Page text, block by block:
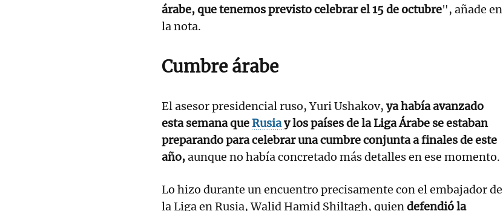
árabe, que tenemos previsto celebrar el 15 de octubre", añade en
la nota.
Cumbre árabe
El asesor presidencial ruso, Yuri Ushakov, ya había avanzado
esta semana queRusiay los países de la Liga Árabe se estaban
preparando para celebrar una cumbre conjunta a finales de este
año,aunque no había concretado más detalles en ese momento.
Lo hizo durante un encuentro precisamente con el embajador de
la Liga en Rusia, Walid Hamid Shiltagh, quiendefendió la